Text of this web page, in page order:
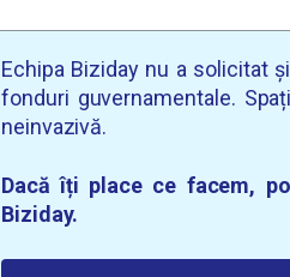
Echipa Biziday nu a solicitat
fonduri guvernamentale.
neinvazivă.
Dacă îți place ce facem,
Biziday.